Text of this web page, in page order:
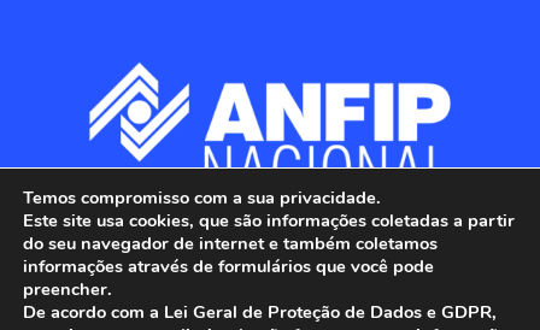
Temos compromisso com a sua privacidade.
Este site usa cookies, que são informações coletadas a partir
do seu navegador de internet e também coletamos
informações através de formulários que você pode
preencher.
De acordo com a Lei Geral de Proteção de Dados e GDPR,